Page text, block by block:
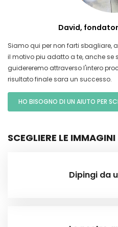
David,
Siamo qui per non farti sbagliare,
il motivo piu adatto a te, anche se
guidereremo attraverso l'intero
risultato finale sara un successo.
HO BISOGNO DI UN AIUTO PER
SCEGLIERE LE IMMAGINI
Dipingi da